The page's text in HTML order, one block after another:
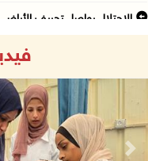
الاحتلال يواصل تجريف
الاحتلال يعتقل 3 مواطنين من أريحا
06/آب/2026 12:15 م
Next